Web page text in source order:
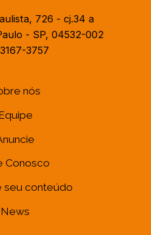
726 - cj.34 a
- SP, 04532-002
3757
nós
Conosco
seu conteúdo
News